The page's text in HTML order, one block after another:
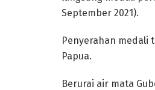
September 2021).
Penyerahan medali
Papua.
Berurai air mata